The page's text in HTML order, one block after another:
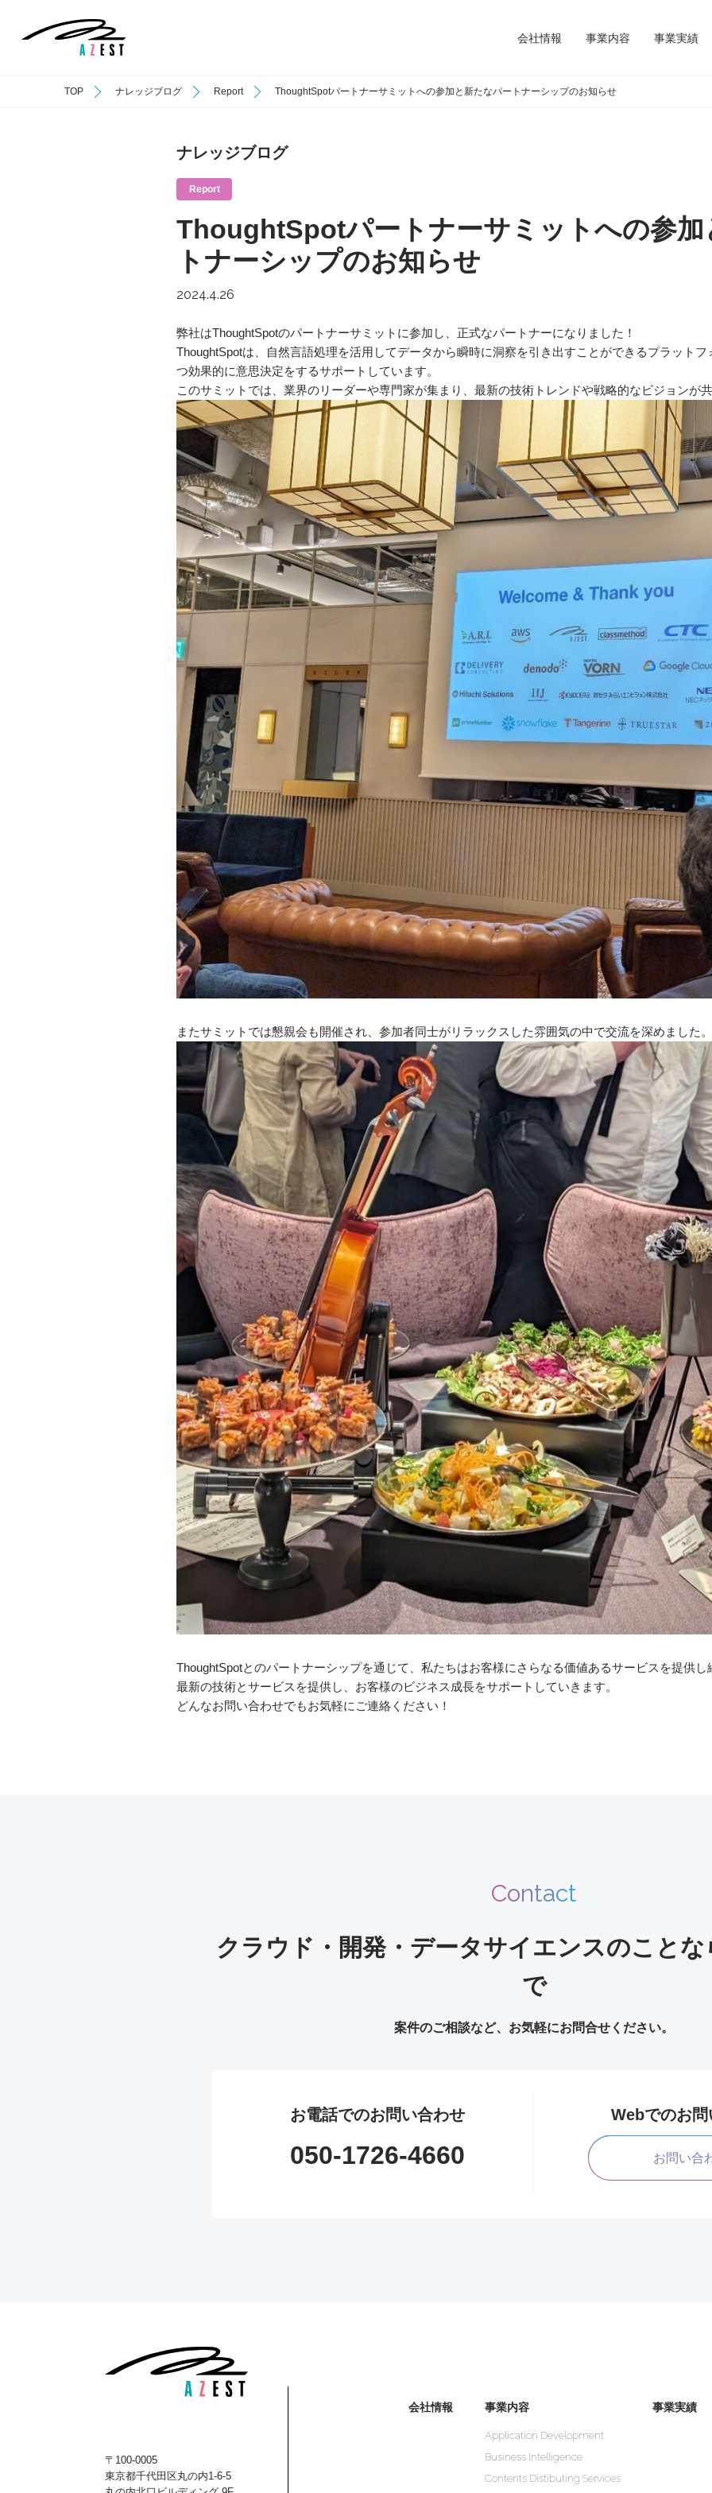
会社情報 事業内容 事業実績
TOP ナレッジブログ Report ThoughtSpotパートナーサミットへの参加と新たなパートナーシップのお知らせ
ナレッジブログ
Report
ThoughtSpotパートナーサミットへの参加
トナーシップのお知らせ
2024.4.26
弊社はThoughtSpotのパートナーサミットに参加し、正式なパートナーになりました！
ThoughtSpotは、自然言語処理を活用してデータから瞬時に洞察を引き出すことができるプラット
つ効果的に意思決定をするサポートしています。
このサミットでは、業界のリーダーや専門家が集まり、最新の技術トレンドや戦略的なビジョンが
またサミットでは懇親会も開催され、参加者同士がリラックスした雰囲気の中で交流を深めました。
ThoughtSpotとのパートナーシップを通じて、私たちはお客様にさらなる価値あるサービスを提供
最新の技術とサービスを提供し、お客様のビジネス成長をサポートしていきます。
どんなお問い合わせでもお気軽にご連絡ください！
Contact
クラウド・開発・データサイエンスのこと
で
案件のご相談など、お気軽にお問合せください。
お電話でのお問い合わせ
050-1726-4660
Webでのお問
お問い合
〒100-0005
東京都千代田区丸の内1-6-5
会社情報 事業内容
Application Development
Business Intelligence
Contents Distibuting Services
事業実績